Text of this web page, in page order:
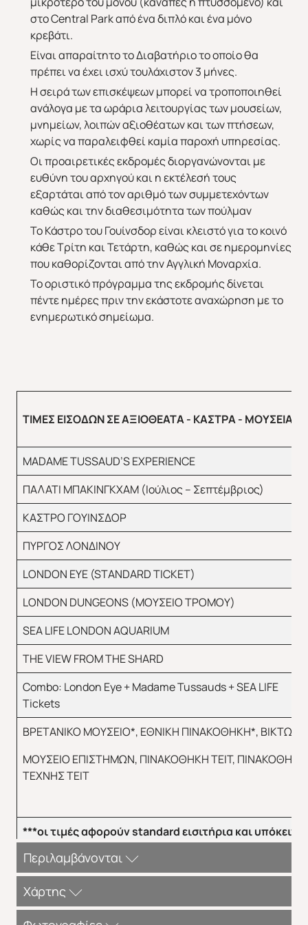
στο Central Park από ένα διπλό και ένα μόνο
κρεβάτι.
Είναι απαραίτητο το Διαβατήριο το οποίο θα
πρέπει να έχει ισχύ τουλάχιστον 3 μήνες.
Η σειρά των επισκέψεων μπορεί να τρoποποιηθεί
ανάλογα με τα ωράρια λειτουργίας των μουσείων,
μνημείων, λοιπών αξιοθέατων και των πτήσεων,
χωρίς να παραλειφθεί καμία παροχή υπηρεσίας.
Οι προαιρετικές εκδρομές διοργανώνονται με
ευθύνη του αρχηγού και η εκτέλεσή τους
εξαρτάται από τον αριθμό των συμμετεχόντων
καθώς και την διαθεσιμότητα των πούλμαν
Το Κάστρο του Γουίνσδορ είναι κλειστό για το κοινό
κάθε Τρίτη και Τετάρτη, καθώς και σε ημερομηνίες
που καθορίζονται από την Αγγλική Μοναρχία.
Το οριστικό πρόγραμμα της εκδρομής δίνεται
πέντε ημέρες πριν την εκάστοτε αναχώρηση με το
ενημερωτικό σημείωμα.
ΤΙΜΕΣ ΕΙΣΟΔΩΝ ΣΕ ΑΞΙΟΘΕΑΤΑ - ΚΑΣΤΡΑ - ΜΟΥΣΕΙΑ
MADAME TUSSAUD’S EXPERIENCE
ΠΑΛΑΤΙ ΜΠΑΚΙΝΓΚΧΑΜ (Ιούλιος – Σεπτέμβριος)
ΚΑΣΤΡΟ ΓΟΥΙΝΣΔΟΡ
ΠΥΡΓΟΣ ΛΟΝΔΙΝΟΥ
LONDON EYE (STANDARD TICKET)
LONDON DUNGEONS (ΜΟΥΣΕΙΟ ΤΡΟΜΟΥ)
SEA LIFE LONDON AQUARIUM
THE VIEW FROM THE SHARD
Combo: London Eye + Madame Tussauds + SEA LIFE
Tickets
ΒΡΕΤΑΝΙΚΟ ΜΟΥΣΕΙΟ*, ΕΘΝΙΚΗ ΠΙΝΑΚΟΘΗΚΗ*,
ΜΟΥΣΕΙΟ ΕΠΙΣΤΗΜΩΝ, ΠΙΝΑΚΟΘΗΚΗ ΤΕΙΤ,
ΤΕΧΝΗΣ ΤΕΙΤ
***οι τιμές αφορούνstandardεισιτήρια και
Περιλαμβάνονται
Περιλαμβάνονται:
Χάρτης